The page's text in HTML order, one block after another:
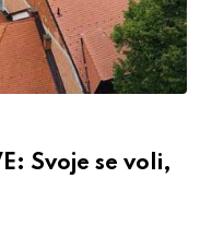
Svoje se voli,